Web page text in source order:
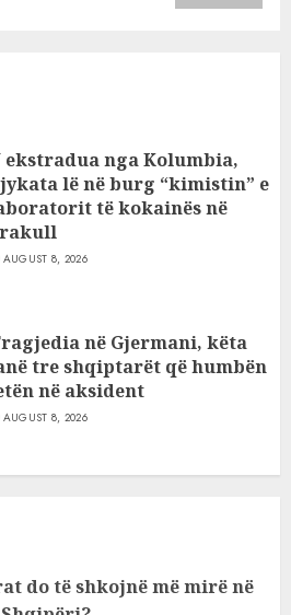
ekstradua nga Kolumbia,
lë në burg “kimistin” e
të kokainës në
AUGUST 8, 2026
në Gjermani, këta
tre shqiptarët që humbën
në aksident
AUGUST 8, 2026
do të shkojnë më mirë në